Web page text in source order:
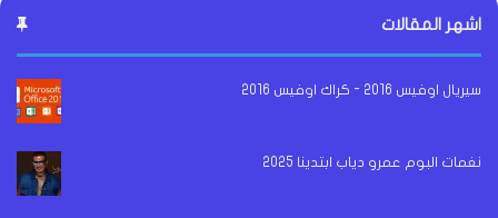
اشهر المقالات
سيريال اوفيس 2016 - كراك اوفيس 2016
نغمات البوم عمرو دياب ابتدينا 2025